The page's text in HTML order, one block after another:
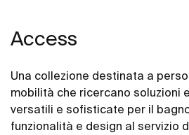
Access
Una collezione destinata a
mobilità che ricercano soluzioni
versatili e sofisticate per il
funzionalità e design al servizio